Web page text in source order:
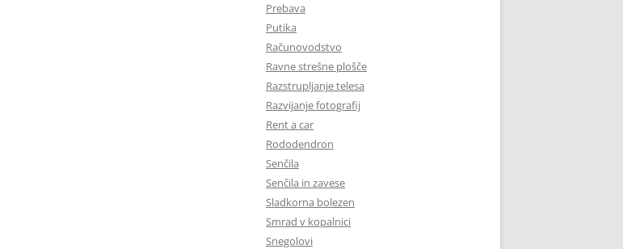
Prebava
Putika
Računovodstvo
Ravne strešne plošče
Razstrupljanje telesa
Razvijanje fotografij
Rent a car
Rododendron
Senčila
Senčila in zavese
Sladkorna bolezen
Smrad v kopalnici
Snegolovi